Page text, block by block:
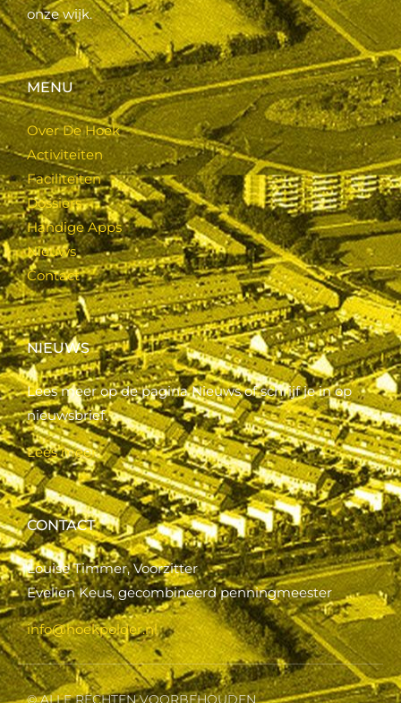
onze wijk.
MENU
Over De Hoek
Activiteiten
Faciliteiten
Dossiers
Handige Apps
Nieuws
Contact
NIEUWS
Lees meer op de pagina Nieuws of schrijf je in op
nieuwsbrief.
Lees meer..
CONTACT
Louise Timmer, Voorzitter
Evelien Keus, gecombineerd penningmeester
info@hoekpolder.nl
© ALLE RECHTEN VOORBEHOUDEN